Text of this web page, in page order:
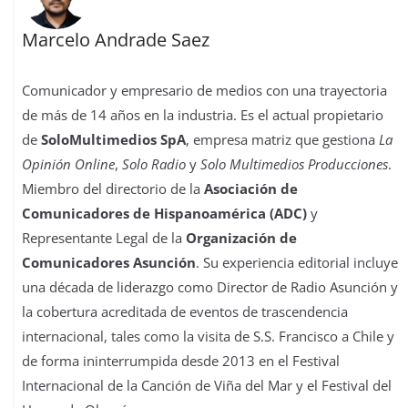
Marcelo Andrade Saez
Comunicador y empresario de medios con una trayectoria
de más de 14 años en la industria. Es el actual propietario
deSoloMultimedios SpA, empresa matriz que gestiona La
Opinión Online,Solo Radio ySolo Multimedios Producciones.
Miembro del directorio de laAsociación de
Comunicadores de Hispanoamérica (ADC) y
Representante Legal de la Organización de
Comunicadores Asunción. Su experiencia editorial incluye
una década de liderazgo como Director de Radio Asunción y
la cobertura acreditada de eventos de trascendencia
internacional, tales como la visita de S.S. Francisco a Chile y
de forma ininterrumpida desde 2013 en el Festival
Internacional de la Canción de Viña del Mar y el Festival del